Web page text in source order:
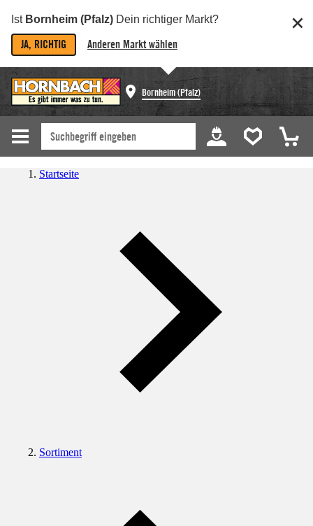
Ist Bornheim (Pfalz) Dein richtiger Markt?
JA, RICHTIG Anderen Markt wählen
Bornheim (Pfalz)
Startseite
Sortiment